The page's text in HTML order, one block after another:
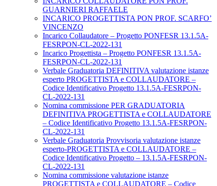
GUARNIERI RAFFAELE
INCARICO PROGETTISTA PON PROF. SCARFO’
VINCENZO
Incarico Collaudatore – Progetto PONFESR 13.1.5A-
FESRPON-CL-2022-131
Incarico Progettista – Progetto PONFESR 13.1.5A-
FESRPON-CL-2022-131
Verbale Graduatoria DEFINITIVA valutazione istanze
esperto PROGETTISTA e COLLAUDATORE –
Codice Identificativo Progetto 13.1.5A-FESRPON-
CL-2022-131
Nomina commissione PER GRADUATORIA
DEFINITIVA PROGETTISTA e COLLAUDATORE
– Codice Identificativo Progetto 13.1.5A-FESRPON-
CL-2022-131
Verbale Graduatoria Provvisoria valutazione istanze
esperto-PROGETTISTA e COLLAUDATORE –
Codice Identificativo Progetto – 13.1.5A-FESRPON-
CL-2022-131
Nomina commissione valutazione istanze
PROGETTISTA e COLLAUDATORE – Codice